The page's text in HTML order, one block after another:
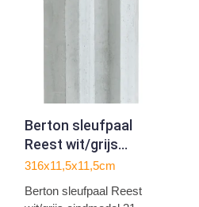
Berton sleufpaal
Reest wit/grijs
eindmodel 316
316x11,5x11,5cm
Berton sleufpaal Reest